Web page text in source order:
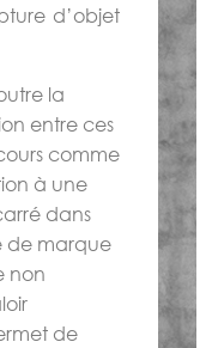
d’objet
la
entre ces
comme
à une
dans
de marque
non
de